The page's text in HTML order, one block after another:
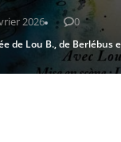
2026 0
de Lou B., de Berlébus